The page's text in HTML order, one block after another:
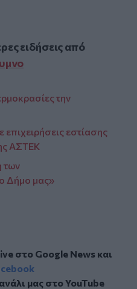
ειδήσεις από
την
εστίασης
ΑΣΤΕΚ
των
Δήμο μας»
στο Google Newsκαι
μας στοYouTube